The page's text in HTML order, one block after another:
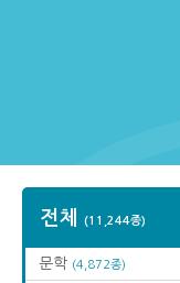
전체 (11,244종)
문학 (4,872종)